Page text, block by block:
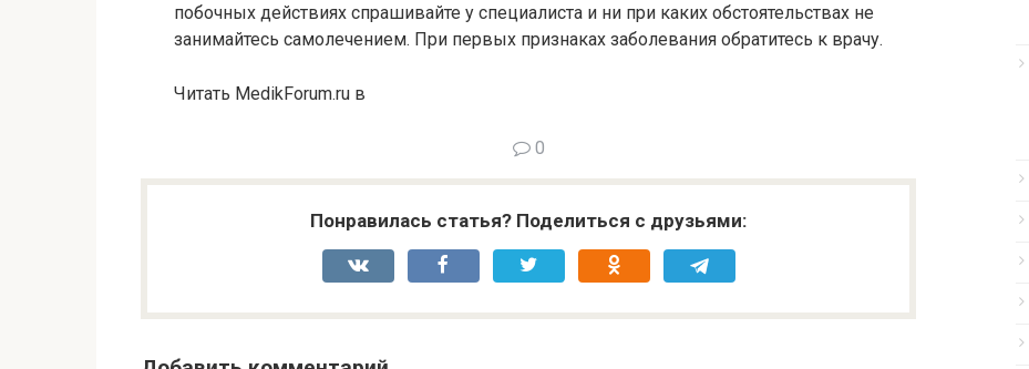
побочных действиях спрашивайте у специалиста и ни при каких обстоятельствах не
занимайтесь самолечением. При первых признаках заболевания обратитесь к врачу.
Читать MedikForum.ru в
0
Понравилась статья? Поделиться с друзьями: